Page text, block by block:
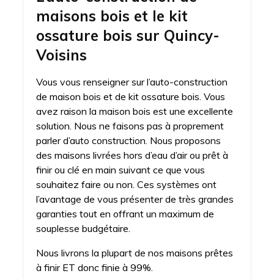
maisons bois et le kit
ossature bois sur Quincy-
Voisins
Vous vous renseigner sur l’auto-construction
de maison bois et de kit ossature bois. Vous
avez raison la maison bois est une excellente
solution. Nous ne faisons pas à proprement
parler d’auto construction. Nous proposons
des maisons livrées hors d’eau d’air ou prêt à
finir ou clé en main suivant ce que vous
souhaitez faire ou non. Ces systèmes ont
l’avantage de vous présenter de très grandes
garanties tout en offrant un maximum de
souplesse budgétaire.
Nous livrons la plupart de nos maisons prêtes
à finir ET donc finie à 99%.